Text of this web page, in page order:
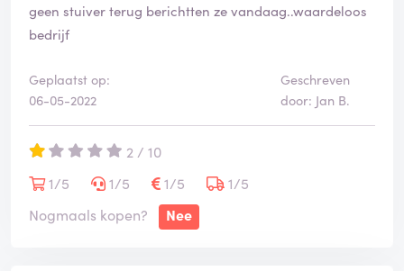
geen stuiver terug berichtten ze vandaag..waardeloos
bedrijf
Geplaatst op:
06-05-2022
Geschreven
door: Jan B.
2 / 10
1/5
1/5 1/5
1/5
Nogmaals kopen?
Nee